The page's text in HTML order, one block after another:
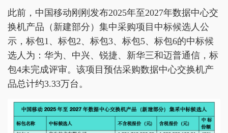
此前，中国移动刚刚发布2025年至2027年数据中心交
换机产品（新建部分）集中采购项目中标候选人公
示，标包1、标包2、标包3、标包5、标包6的中标候
选人为：华为、中兴、锐捷、新华三和迈普通信，标
包4未完成评审。该项目预估采购数据中心交换机产
品总计约3.33万台。